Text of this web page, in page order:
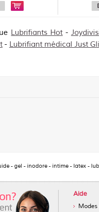
Lubrifiants Hot -
- Lubrifiant médical Just
- gel - inodore - intime - latex -
Aide